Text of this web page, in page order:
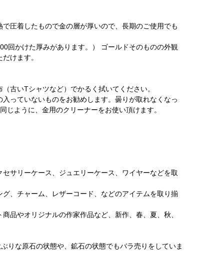
圧着したもので金の層が厚いので、長期のご使用でも
回かけた厚みがあります。） ゴールドそのものの外観
けます。
古いTシャツなど）でかるく拭いてください。
っていないものをお勧めします。曇りが取れなくなっ
ように、金用のクリーナーをお使い頂けます。
サリーケース、ジュエリーケース、ワイヤーなどを取
、チャーム、レザーコード、などのアイテムを取り揃
品やオリジナルの作家作品など、新作、春、夏、秋、
りな原石の状態や、鉱石の状態でもバラ売りをしていま